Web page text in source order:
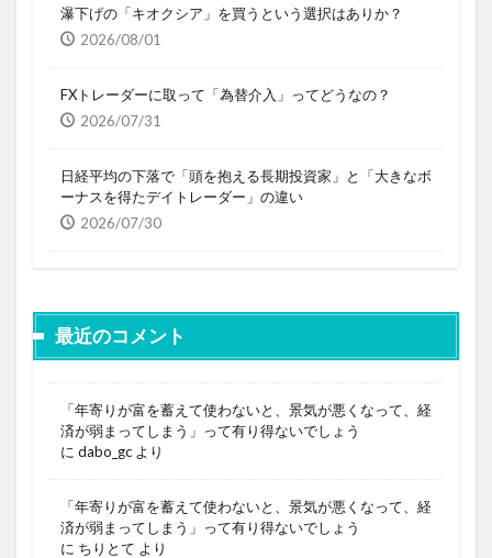
瀑下げの「キオクシア」を買うという選択はありか？
2026/08/01
FXトレーダーに取って「為替介入」ってどうなの？
2026/07/31
日経平均の下落で「頭を抱える長期投資家」と「大きなボ
ーナスを得たデイトレーダー」の違い
2026/07/30
最近のコメント
「年寄りが富を蓄えて使わないと、景気が悪くなって、経
済が弱まってしまう」って有り得ないでしょう
に dabo_gc より
「年寄りが富を蓄えて使わないと、景気が悪くなって、経
済が弱まってしまう」って有り得ないでしょう
に ちりとて より